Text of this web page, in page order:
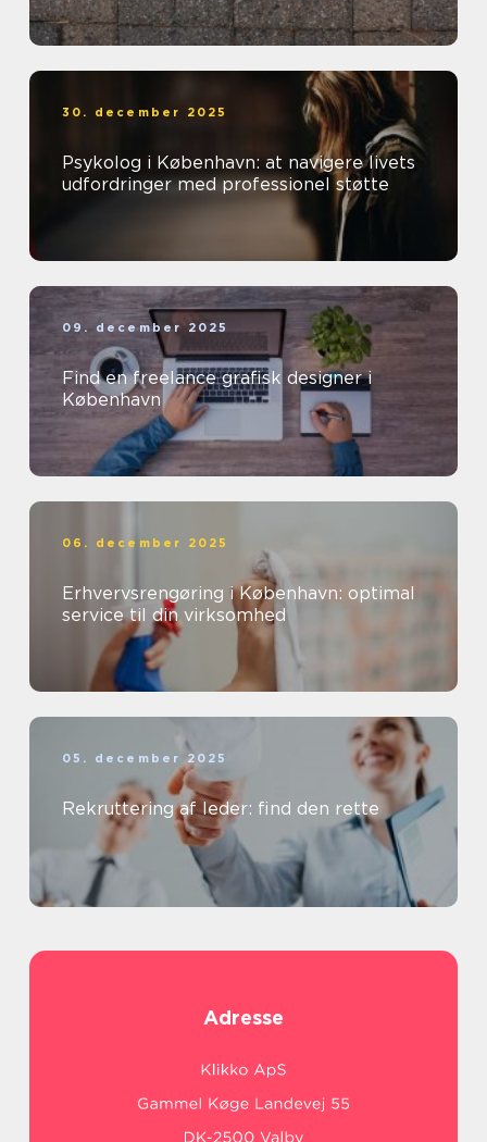
30. december 2025
Psykolog i København: at navigere livets
udfordringer med professionel støtte
09. december 2025
Find en freelance grafisk designer i
København
06. december 2025
Erhvervsrengøring i København: optimal
service til din virksomhed
05. december 2025
Rekruttering af leder: find den rette
Adresse